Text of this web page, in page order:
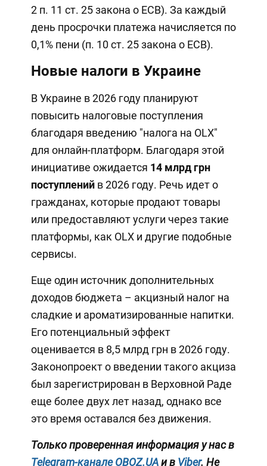
2 п. 11 ст. 25 закона о ЕСВ). За каждый
день просрочки платежа начисляется по
0,1% пени (п. 10 ст. 25 закона о ЕСВ).
Новые налоги в Украине
В Украине в 2026 году планируют
повысить налоговые поступления
благодаря введению "налога на OLX"
для онлайн-платформ. Благодаря этой
инициативе ожидается 14 млрд грн
поступлений в 2026 году. Речь идет о
гражданах, которые продают товары
или предоставляют услуги через такие
платформы, как OLX и другие подобные
сервисы.
Еще один источник дополнительных
доходов бюджета – акцизный налог на
сладкие и ароматизированные напитки.
Его потенциальный эффект
оценивается в 8,5 млрд грн в 2026 году.
Законопроект о введении такого акциза
был зарегистрирован в Верховной Раде
еще более двух лет назад, однако все
это время оставался без движения.
Только проверенная информация у нас в
Telegram-канале OBOZ.UAи в Viber. Не